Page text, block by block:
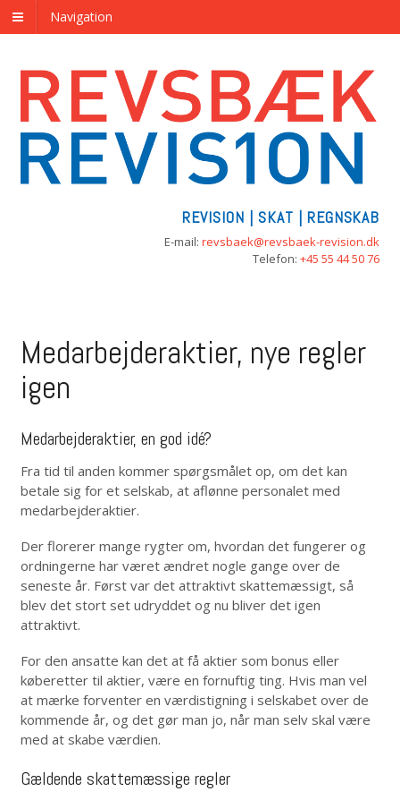
Navigation
REVISION | SKAT | REGNSKAB
E-mail:revsbaek@revsbaek-revision.dk
Telefon:+45 55 44 50 76
Medarbejderaktier, nye regler
igen
Medarbejderaktier, en god idé?
Fra tid til anden kommer spørgsmålet op, om det kan
betale sig for et selskab, at aflønne personalet med
medarbejderaktier.
Der florerer mange rygter om, hvordan det fungerer og
ordningerne har været ændret nogle gange over de
seneste år. Først var det attraktivt skattemæssigt, så
blev det stort set udryddet og nu bliver det igen
attraktivt.
For den ansatte kan det at få aktier som bonus eller
køberetter til aktier, være en fornuftig ting. Hvis man vel
at mærke forventer en værdistigning i selskabet over de
kommende år, og det gør man jo, når man selv skal være
med at skabe værdien.
Gældende skattemæssige regler